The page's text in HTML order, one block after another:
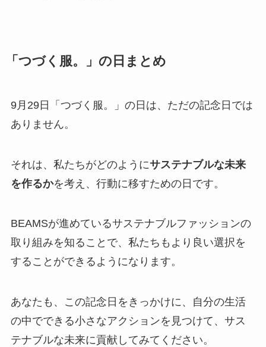
「つづく服。」の日まとめ
9月29日「つづく服。」の日は、ただの記念日では
ありません。
それは、私たちがどのようにサステナブルな未来
を作るかを考え、行動に移すための日です。
BEAMSが進めているサステナブルファッションの
取り組みを知ることで、私たちもより良い選択を
することができるようになります。
あなたも、この記念日をきっかけに、自分の生活
の中でできる小さなアクションを見つけて、サス
テナブルな未来に貢献してみてください。